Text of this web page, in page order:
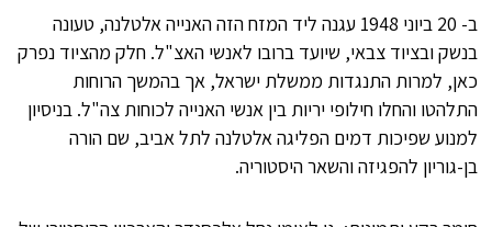
ב- 20 ביוני 1948 עגנה ליד המזח הזה האנייה אלטלנה, טעונה
בנשק ובציוד צבאי, שיועד ברובו לאנשי האצ"ל. חלק מהציוד נפרק
כאן, למרות התנגדות ממשלת ישראל, אך בהמשך הרוחות
התלהטו והחלו חילופי יריות בין אנשי האנייה לכוחות צה"ל. בניסיון
למנוע שפיכות דמים הפליגה אלטלנה לתל אביב, שם הורה
בן-גוריון להפגיזה והשאר היסטוריה.